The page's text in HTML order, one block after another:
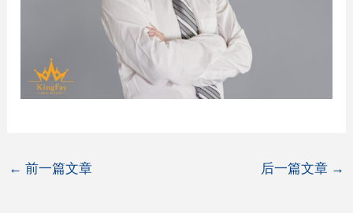
← 前一篇文章 后一篇文章 →